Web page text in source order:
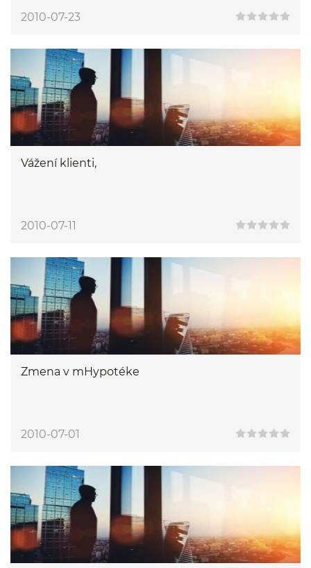
2010-07-23
Vážení klienti,
2010-07-11
Zmena v mHypotéke
2010-07-01